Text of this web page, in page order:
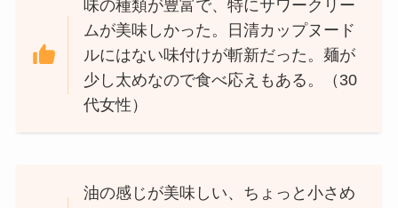
味の種類が豊富で、特にサワークリー
ムが美味しかった。日清カップヌード
ルにはない味付けが斬新だった。麺が
少し太めなので食べ応えもある。（30
代女性）
油の感じが美味しい、ちょっと小さめ